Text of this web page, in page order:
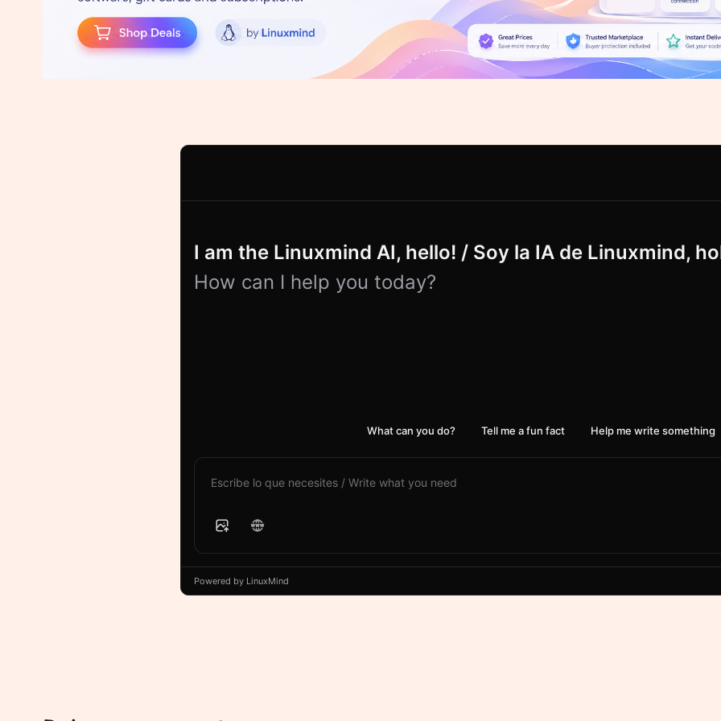
I am the Linuxmind AI, hello! / Soy la IA de Linuxmind,
How can I help you today?
What can you do? Tell me a fun fact Help me write something
Powered by LinuxMind